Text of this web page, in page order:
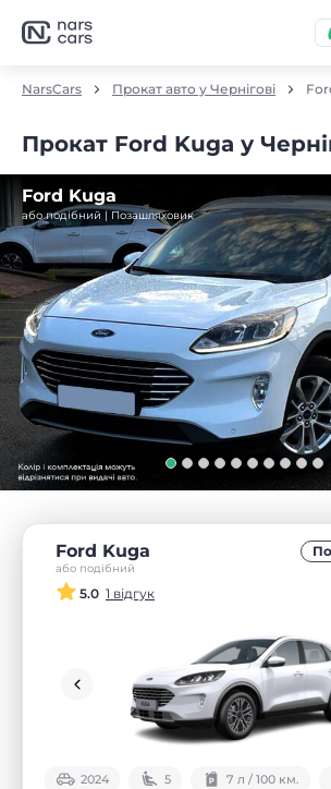
NarsCars Прокат авто у Чернігові
Прокат Ford Kuga у
Ford Kuga
або подібний | Позашляховик
Ford Kuga
або подібний
5.0 1 відгук
2024 5 7 л / 100 км.